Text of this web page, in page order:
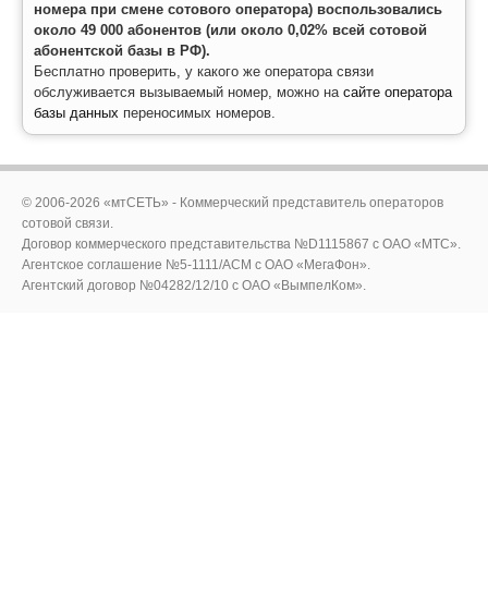
номера при смене сотового оператора) воспользовались
около 49 000 абонентов (или около 0,02% всей сотовой
абонентской базы в РФ).
Бесплатно проверить, у какого же оператора связи
обслуживается вызываемый номер, можно на сайте оператора
базы данных переносимых номеров.
© 2006-2026 «мтСЕТЬ» - Коммерческий представитель операторов
сотовой связи.
Договор коммерческого представительства №D1115867 c ОАО «МТС».
Агентское соглашение №5-1111/ACM c ОАО «МегаФон».
Агентский договор №04282/12/10 с ОАО «ВымпелКом».